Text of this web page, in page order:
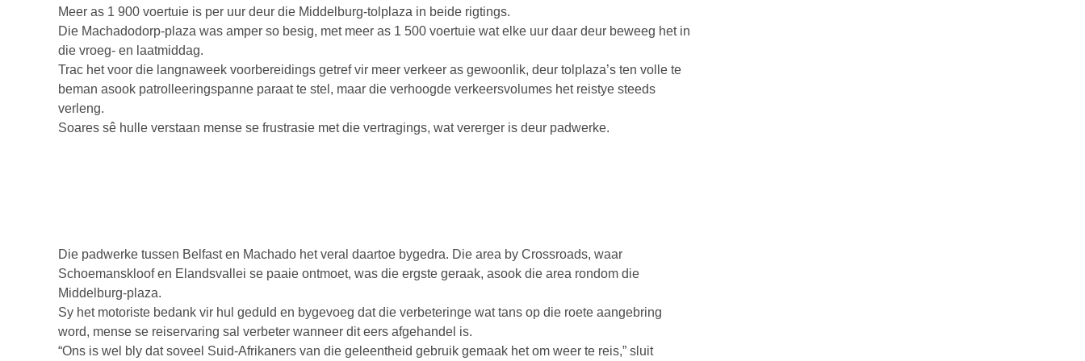
Meer as 1 900 voertuie is per uur deur die Middelburg-tolplaza in beide rigtings.
Die Machadodorp-plaza was amper so besig, met meer as 1 500 voertuie wat elke uur daar deur beweeg het in
die vroeg- en laatmiddag.
Trac het voor die langnaweek voorbereidings getref vir meer verkeer as gewoonlik, deur tolplaza’s ten volle te
beman asook patrolleeringspanne paraat te stel, maar die verhoogde verkeersvolumes het reistye steeds
verleng.
Soares sê hulle verstaan mense se frustrasie met die vertragings, wat vererger is deur padwerke.
Die padwerke tussen Belfast en Machado het veral daartoe bygedra. Die area by Crossroads, waar
Schoemanskloof en Elandsvallei se paaie ontmoet, was die ergste geraak, asook die area rondom die
Middelburg-plaza.
Sy het motoriste bedank vir hul geduld en bygevoeg dat die verbeteringe wat tans op die roete aangebring
word, mense se reiservaring sal verbeter wanneer dit eers afgehandel is.
“Ons is wel bly dat soveel Suid-Afrikaners van die geleentheid gebruik gemaak het om weer te reis,” sluit